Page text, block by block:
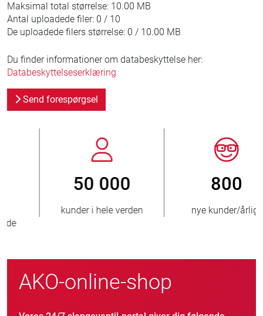
Maksimal total størrelse: 10.00 MB
Antal uploadede filer: 0 / 10
De uploadede filers størrelse: 0 / 10.00 MB
Du finder informationer om databeskyttelse her:
Databeskyttelseserklæring
Send forespørgsel
800
nye kunder/årligt
> 3 500 000
solgte enheder
AKO-online-shop